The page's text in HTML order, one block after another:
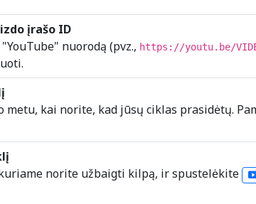
įrašo ID
nuorodą (pvz., https://youtu.be/
kai norite, kad jūsų ciklas prasidėtų.
norite užbaigti kilpą, ir spustelėkite